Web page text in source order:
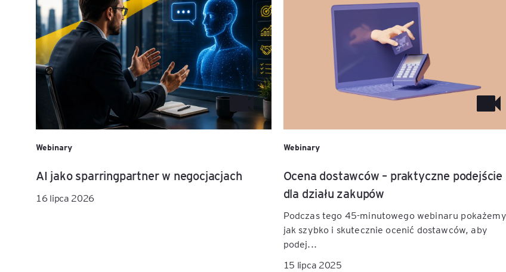
Webinary
AI jako sparringpartner w negocjacjach
16 lipca 2026
Webinary
Ocena dostawców – praktyczne podejście
dla działu zakupów
Podczas tego 45-minutowego webinaru
jak szybko i skutecznie ocenić dostawców, aby
podej...
15 lipca 2025